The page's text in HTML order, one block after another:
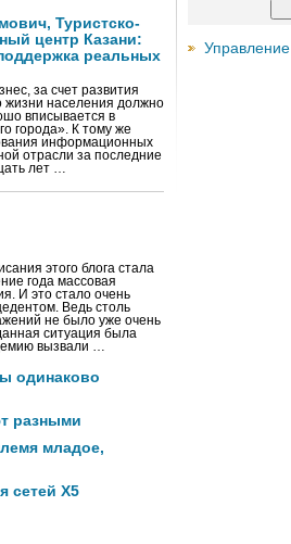
Туристско-
центр Казани:
реальных
за счет развития
жизни населения должно
вписывается в
города». К тому же
информационных
отрасли за последние
лет …
этого блога стала
года массовая
И это стало очень
Ведь столь
не было уже очень
ситуация была
вызвали …
одинаково
разными
младое,
сетей X5